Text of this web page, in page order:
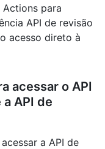
para
API de revisão
acesso direto à
acessar o API
API de
a API de